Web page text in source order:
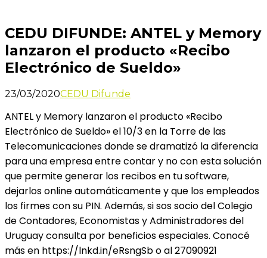
CEDU DIFUNDE: ANTEL y Memory
lanzaron el producto «Recibo
Electrónico de Sueldo»
23/03/2020CEDU Difunde
ANTEL y Memory lanzaron el producto «Recibo
Electrónico de Sueldo» el 10/3 en la Torre de las
Telecomunicaciones donde se dramatizó la diferencia
para una empresa entre contar y no con esta solución
que permite generar los recibos en tu software,
dejarlos online automáticamente y que los empleados
los firmes con su PIN. Además, si sos socio del Colegio
de Contadores, Economistas y Administradores del
Uruguay consulta por beneficios especiales. Conocé
más en https://lnkd.in/eRsngSb o al 27090921